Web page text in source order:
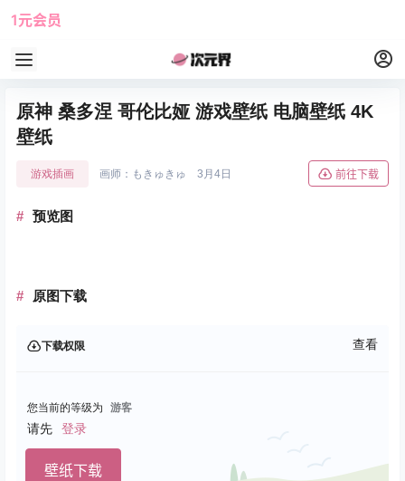
1元会员
原神 桑多涅 哥伦比娅 游戏壁纸 电脑壁纸 4K
壁纸
游戏插画 画师：もきゅきゅ 3月4日 前往下载
预览图
原图下载
下载权限 查看
您当前的等级为 游客
请先 登录
壁纸下载